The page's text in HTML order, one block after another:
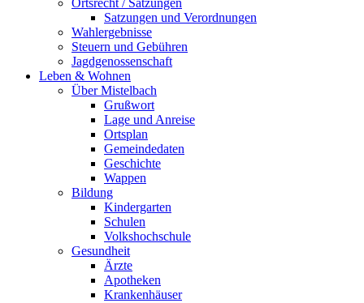
Ortsrecht / Satzungen
Satzungen und Verordnungen
Wahlergebnisse
Steuern und Gebühren
Jagdgenossenschaft
Leben & Wohnen
Über Mistelbach
Grußwort
Lage und Anreise
Ortsplan
Gemeindedaten
Geschichte
Wappen
Bildung
Kindergarten
Schulen
Volkshochschule
Gesundheit
Ärzte
Apotheken
Krankenhäuser